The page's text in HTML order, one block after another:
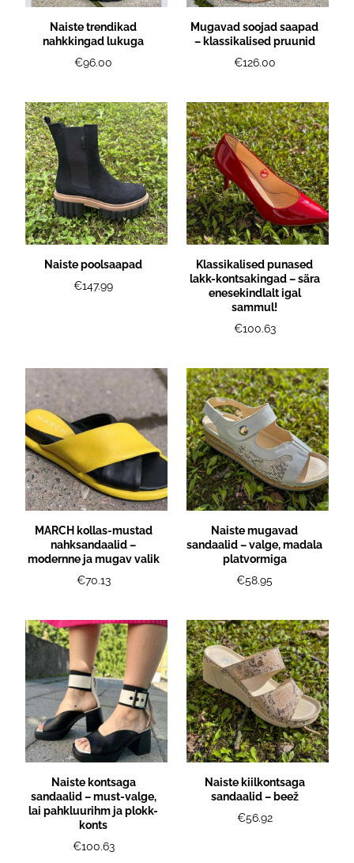
Naiste trendikad
nahkkingad lukuga
€96.00
Mugavad soojad saapad
– klassikalised pruunid
€126.00
Naiste poolsaapad
€147.99
Klassikalised punased
lakk-kontsakingad – sära
enesekindlalt igal
sammul!
€100.63
MARCH kollas-mustad
nahksandaalid –
modernne ja mugav valik
€70.13
Naiste mugavad
sandaalid – valge, madala
platvormiga
€58.95
Naiste kontsaga
sandaalid – must-valge,
lai pahkluurihm ja plokk-
konts
€100.63
Naiste kiilkontsaga
sandaalid – beež
€56.92